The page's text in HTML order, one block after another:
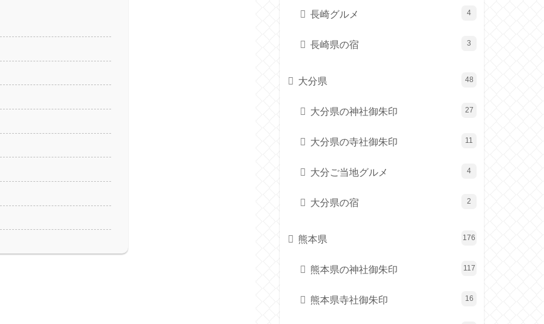
長崎グルメ 4
長崎県の宿 3
大分県 48
大分県の神社御朱印 27
大分県の寺社御朱印 11
大分ご当地グルメ 4
大分県の宿 2
熊本県 176
熊本県の神社御朱印 117
熊本県寺社御朱印 16